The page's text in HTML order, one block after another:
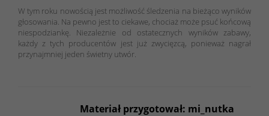
W tym roku nowością jest możliwość śledzenia na bieżąco wyników
głosowania. Na pewno jest to ciekawe, chociaż może psuć końcową
niespodziankę. Niezależnie od ostatecznych wyników zabawy,
każdy z tych producentów jest już zwycięzcą, ponieważ nagrał
przynajmniej jeden świetny utwór.
Materiał przygotował: mi_nutka